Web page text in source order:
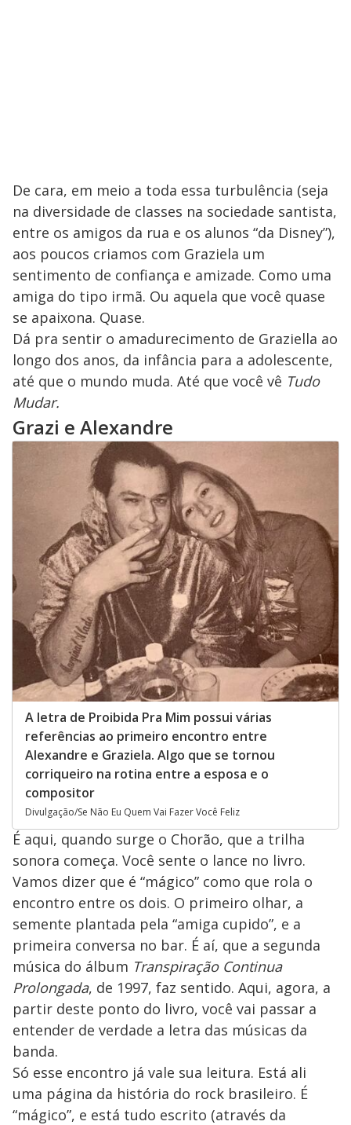
De cara, em meio a toda essa turbulência (seja
na diversidade de classes na sociedade santista,
entre os amigos da rua e os alunos “da Disney”),
aos poucos criamos com Graziela um
sentimento de confiança e amizade. Como uma
amiga do tipo irmã. Ou aquela que você quase
se apaixona. Quase.
Dá pra sentir o amadurecimento de Graziella ao
longo dos anos, da infância para a adolescente,
até que o mundo muda. Até que você vê Tudo
Mudar.
Grazi e Alexandre
A letra de Proibida Pra Mim possui várias
referências ao primeiro encontro entre
Alexandre e Graziela. Algo que se tornou
corriqueiro na rotina entre a esposa e o
compositor
Divulgação/Se Não Eu Quem Vai Fazer Você Feliz
É aqui, quando surge o Chorão, que a trilha
sonora começa. Você sente o lance no livro.
Vamos dizer que é “mágico” como que rola o
encontro entre os dois. O primeiro olhar, a
semente plantada pela “amiga cupido”, e a
primeira conversa no bar. É aí, que a segunda
música do álbum Transpiração Continua
Prolongada, de 1997, faz sentido. Aqui, agora, a
partir deste ponto do livro, você vai passar a
entender de verdade a letra das músicas da
banda.
Só esse encontro já vale sua leitura. Está ali
uma página da história do rock brasileiro. É
“mágico”, e está tudo escrito (através da